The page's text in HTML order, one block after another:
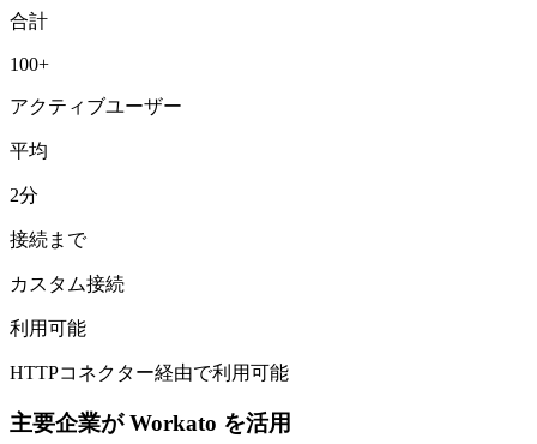
合計
100+
アクティブユーザー
平均
2分
接続まで
カスタム接続
利用可能
HTTPコネクター経由で利用可能
主要企業が Workato を活用